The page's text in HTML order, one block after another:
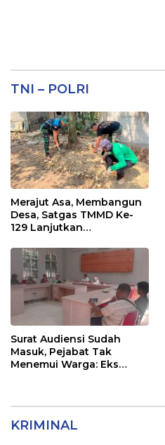
TNI – POLRI
Merajut Asa, Membangun
Desa, Satgas TMMD Ke-
129 Lanjutkan
Surat Audiensi Sudah
Masuk, Pejabat Tak
Menemui Warga: Eks
KRIMINAL